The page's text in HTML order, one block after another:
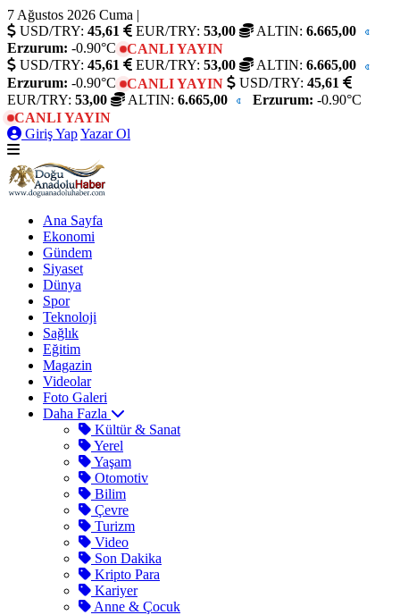
7 Ağustos 2026 Cuma |
USD/TRY: 45,61 EUR/TRY: 53,00 ALTIN: 6.665,00
Erzurum: -0.90°C
CANLI YAYIN
USD/TRY: 45,61 EUR/TRY: 53,00 ALTIN: 6.665,00
Erzurum: -0.90°C CANLI YAYIN USD/TRY: 45,61
EUR/TRY: 53,00 ALTIN: 6.665,00 Erzurum: -0.90°C
CANLI YAYIN
Giriş YapYazar Ol
Ana Sayfa
Ekonomi
Gündem
Siyaset
Dünya
Spor
Teknoloji
Sağlık
Eğitim
Magazin
Videolar
Foto Galeri
Daha Fazla
Kültür & Sanat
Yerel
Yaşam
Otomotiv
Bilim
Çevre
Turizm
Video
Son Dakika
Kripto Para
Kariyer
Anne & Çocuk